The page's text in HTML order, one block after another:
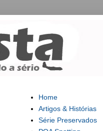
Home
Artigos & Histórias
Série Preservados